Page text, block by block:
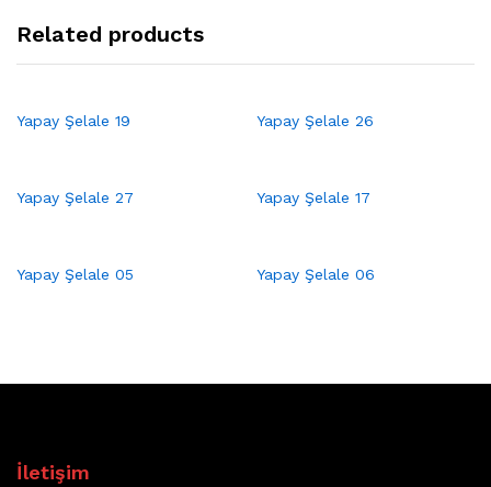
Related products
Yapay Şelale 19 Yapay Şelale 26
Yapay Şelale 27 Yapay Şelale 17
Yapay Şelale 05 Yapay Şelale 06
İletişim